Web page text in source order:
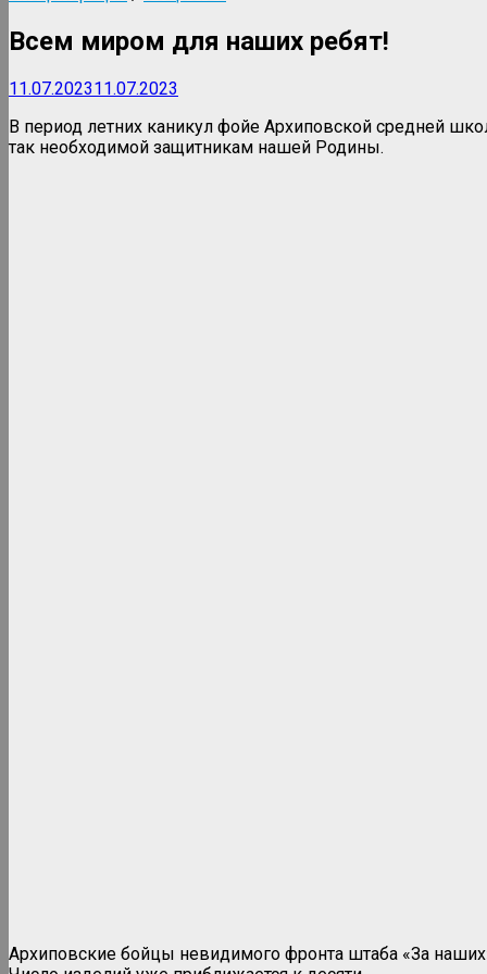
Всем миром для наших ребят!
11.07.202311.07.2023
В период летних каникул фойе Архиповской средней
так необходимой защитникам нашей Родины.
Архиповские бойцы невидимого фронта штаба «За